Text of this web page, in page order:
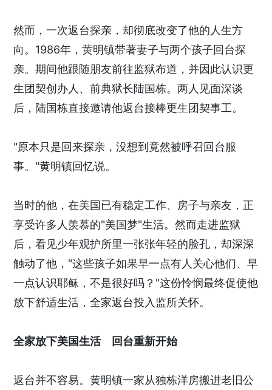
然而，一次返台探亲，却彻底改变了他的人生方
向。1986年，黄明镇带著妻子与两个孩子回台探
亲。期间他跟随朋友前往监狱布道，并因此认识更
生团契创办人、前典狱长陆国栋。两人见面深谈
后，陆国栋直接邀请他返台接棒更生团契事工。
"原本只是回来探亲，没想到竟然被呼召回台服
事。"黄明镇回忆说。
当时的他，在美国已有稳定工作、房子与亲友，正
享受许多人羡慕的"美国梦"生活。然而走进监狱
后，看见少年观护所里一张张年轻的脸孔，却深深
触动了他，"这些孩子如果早一点有人关心他们、早
一点认识耶稣，不是很好吗？"这份怜悯最终促使他
放下舒适生活，全家返台投入监所关怀。
全家放下美国生活 回台重新开始
返台并不容易。黄明镇一家从独栋洋房搬进老旧公